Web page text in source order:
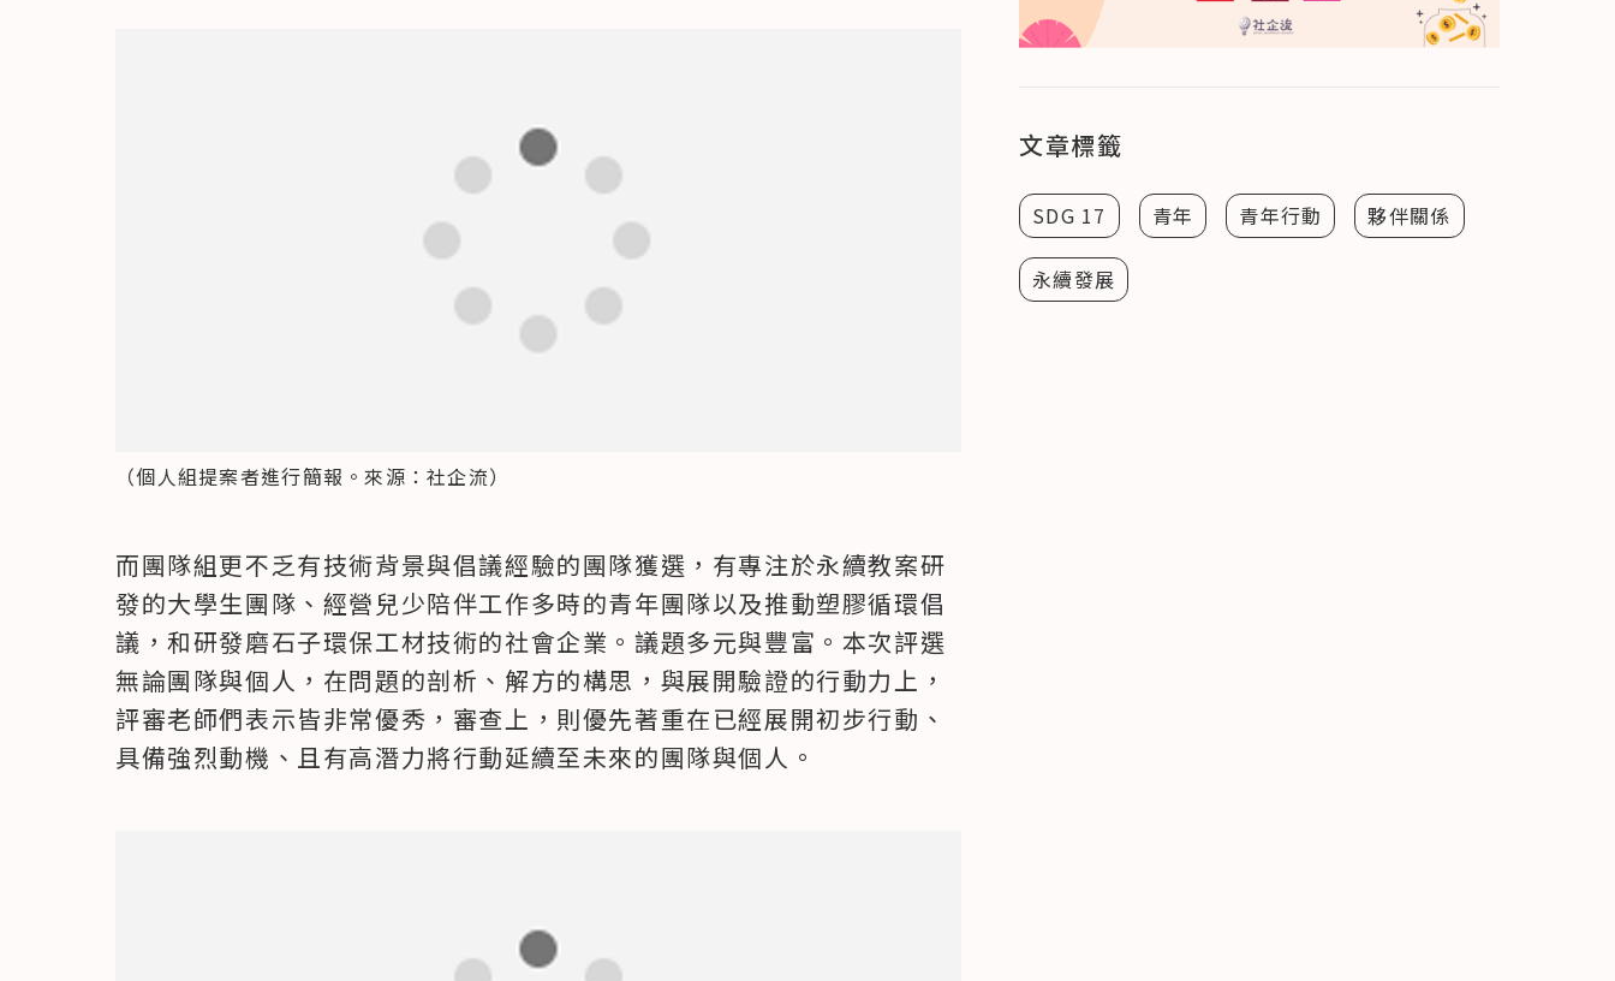
（個人組提案者進行簡報。來源：社企流）
而團隊組更不乏有技術背景與倡議經驗的團隊獲選，有專注於永續教案研
發的大學生團隊、經營兒少陪伴工作多時的青年團隊以及推動塑膠循環倡
議，和研發磨石子環保工材技術的社會企業。議題多元與豐富。本次評選
無論團隊與個人，在問題的剖析、解方的構思，與展開驗證的行動力上，
評審老師們表示皆非常優秀，審查上，則優先著重在已經展開初步行動、
具備強烈動機、且有高潛力將行動延續至未來的團隊與個人。
文章標籤
SDG 17 青年 青年行動 夥伴關係
永續發展